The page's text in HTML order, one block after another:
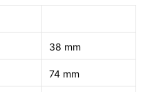
38 mm
74 mm